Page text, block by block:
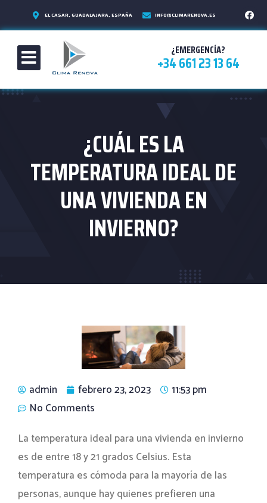
EL CASAR, GUADALAJARA, ESPAÑA INFO@CLIMARENOVA.ES
¿EMERGENCÍA?
+34 661 23 13 64
¿CUÁL ES LA
TEMPERATURA IDEAL DE
UNA VIVIENDA EN
INVIERNO?
admin febrero 23, 2023
11:53 pm
No Comments
La temperatura ideal para una vivienda en invierno
es de entre 18 y 21 grados Celsius. Esta
temperatura es cómoda para la mayoría de las
personas, aunque hay quienes prefieren una